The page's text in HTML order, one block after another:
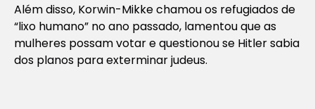
Além disso, Korwin-Mikke chamou os refugiados de
“lixo humano” no ano passado, lamentou que as
mulheres possam votar e questionou se Hitler sabia
dos planos para exterminar judeus.